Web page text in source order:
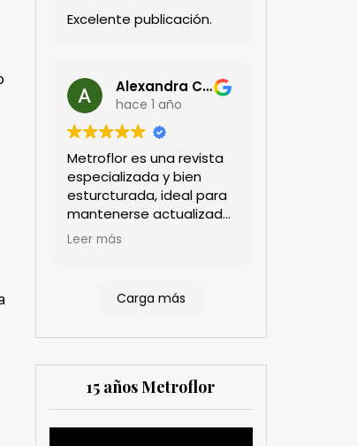
Excelente publicación.
Alexandra Castillo
hace 1 año
Metroflor es una revista
especializada y bien
esturcturada, ideal para
mantenerse actualizado
en el sector floricultor.
estratégica, las
sector así como los
cubrimientos de los
eventos sociales de las
compañías. Es una
Leer más
Carga más
15 años Metroflor